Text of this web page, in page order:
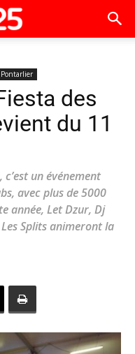
Pontarlier
des
du 11
un événement
avec plus de 5000
année, Let Dzur, Dj
Splits animeront la